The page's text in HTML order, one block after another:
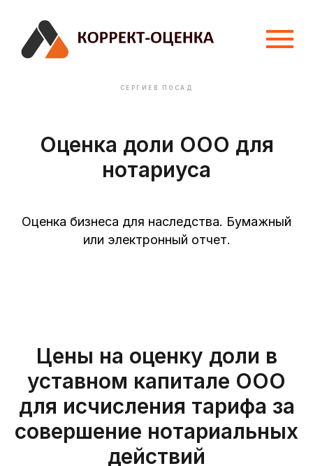
СЕРГИЕВ ПОСАД
Оценка доли ООО для
нотариуса
Оценка бизнеса для наследства. Бумажный
или электронный отчет.
Цены на оценку доли в
уставном капитале ООО
для исчисления тарифа за
совершение нотариальных
действий